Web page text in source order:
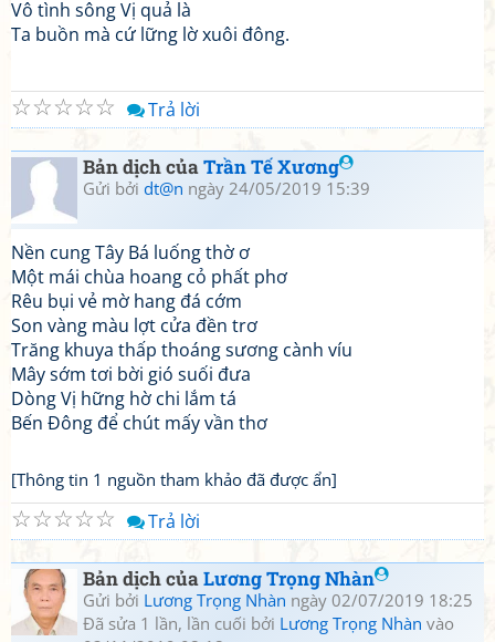
Vô tình sông Vị quả là
Ta buồn mà cứ lững lờ xuôi đông.
☆
☆
☆
☆
☆ Trả lời
Bản dịch củaTrần Tế Xương
Gửi bởi dt@n ngày 24/05/2019 15:39
Nền cung Tây Bá luống thờ ơ
Một mái chùa hoang cỏ phất phơ
Rêu bụi vẻ mờ hang đá cớm
Son vàng màu lợt cửa đền trơ
Trăng khuya thấp thoáng sương cành víu
Mây sớm tơi bời gió suối đưa
Dòng Vị hững hờ chi lắm tá
Bến Đông để chút mấy vần thơ
[Thông tin 1 nguồn tham khảo đã được ẩn]
☆
☆
☆
☆
☆ Trả lời
Bản dịch củaLương Trọng Nhàn
Gửi bởi Lương Trọng Nhàn ngày 02/07/2019 18:25
Đã sửa 1 lần, lần cuối bởi Lương Trọng Nhàn vào